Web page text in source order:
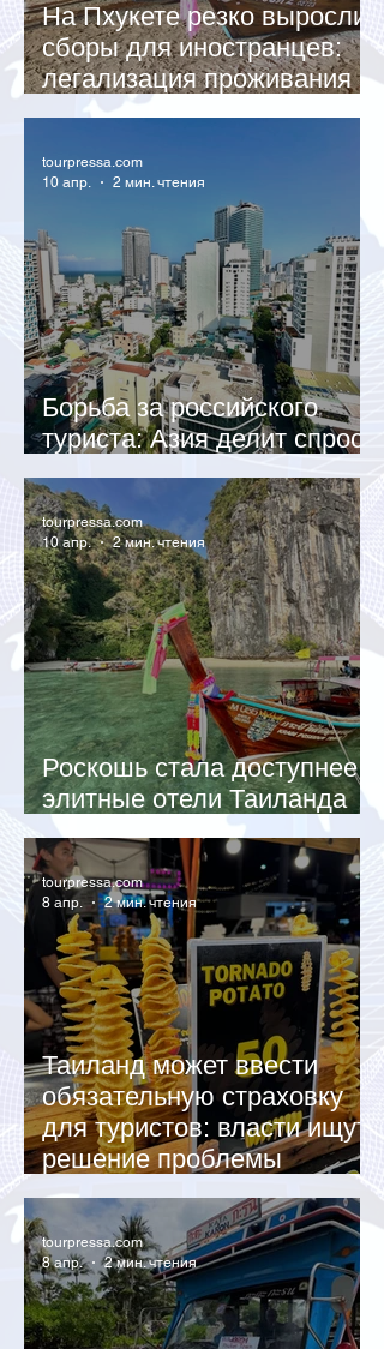
На Пхукете резко выросли
сборы для иностранцев:
легализация проживания
подорожала вдвое
Борьба за российского
туриста: Азия делит спрос
на майские праздники
tourpressa.com
10 апр.
2 мин. чтения
Роскошь стала доступнее:
элитные отели Таиланда
снижают цены до 50%
tourpressa.com
10 апр.
2 мин. чтения
Таиланд может ввести
обязательную страховку
для туристов: власти ищут
решение проблемы
неоплаченных счетов
tourpressa.com
8 апр.
2 мин. чтения
tourpressa.com
8 апр.
2 мин. чтения